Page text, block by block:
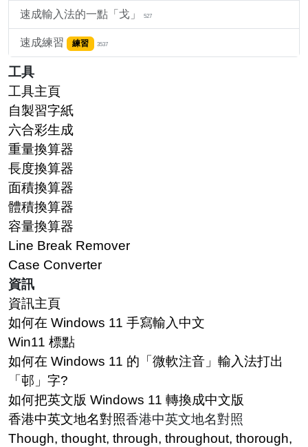
速成輸入法的一點「戈」 527
速成練習 練習 3537
工具
工具主頁
自製習字紙
六合彩生成
重量換算器
長度換算器
面積換算器
體積換算器
容量換算器
Line Break Remover
Case Converter
資訊
資訊主頁
如何在 Windows 11 手寫輸入中文
Win11 標點
如何在 Windows 11 的「微軟注音」輸入法打出
「邨」字?
如何把英文版 Windows 11 轉換成中文版
香港中英文地名對照香港中英文地名對照
Though, thought, through, throughout, thorough,